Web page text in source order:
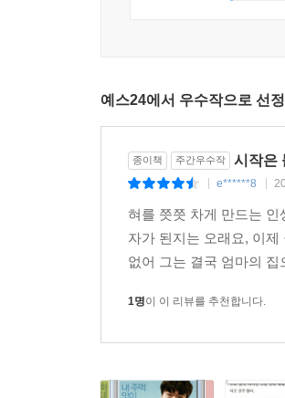
세련되지도 쿨하지도 않은
‘가족’의 의미를 찾아간다
찌질하지만 구차하지 않고,
예스24에서 우수작으로 선
종이책 주간우수작 시작은
e******8
혀를 쯧쯧 차게 만드는 인
자가 된지는 오래요, 이
없어 그는 결국 엄마의 집
1명이 이 리뷰를 추천합니다.